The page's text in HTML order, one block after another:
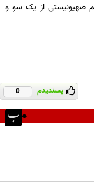
صهیونیستی از یک سو و
پسندیدم 0